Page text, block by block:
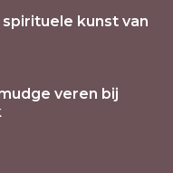
kunst van
veren bij